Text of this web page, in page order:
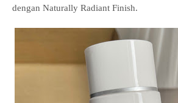
dengan Naturally Radiant Finish.